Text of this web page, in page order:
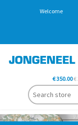
Welcome
€ 350.00€